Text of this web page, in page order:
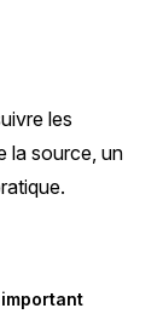
les
la source, un
important